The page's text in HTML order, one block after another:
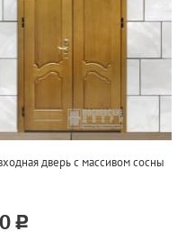
дверь с массивом сосны